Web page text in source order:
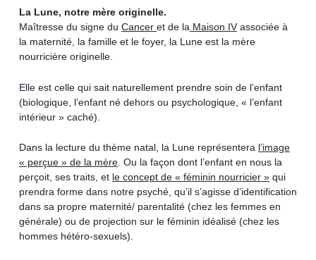
La Lune, notre mère originelle.
Maîtresse du signe du Cancer et de laMaison IV associée à
la maternité, la famille et le foyer, la Lune est la mère
nourricière originelle.
Elle est celle qui sait naturellement prendre soin de l’enfant
(biologique, l’enfant né dehors ou psychologique, « l’enfant
intérieur » caché).
Dans la lecture du thème natal, la Lune représentera l’image
« perçue » de la mère. Ou la façon dont l’enfant en nous la
perçoit, ses traits, et le concept de « féminin nourricier »qui
prendra forme dans notre psyché, qu’il s’agisse d’identification
dans sa propre maternité/ parentalité (chez les femmes en
générale) ou de projection sur le féminin idéalisé (chez les
hommes hétéro-sexuels).